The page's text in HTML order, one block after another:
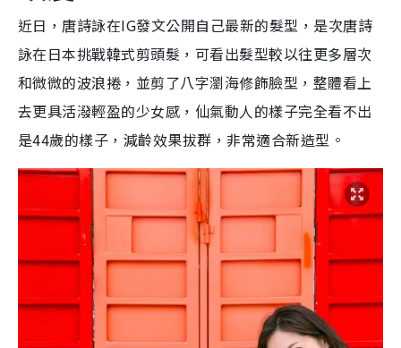
近日，唐詩詠在IG發文公開自己最新的髮型，是次唐詩
詠在日本挑戰韓式剪頭髮，可看出髮型較以往更多層次
和微微的波浪捲，並剪了八字瀏海修飾臉型，整體看上
去更具活潑輕盈的少女感，仙氣動人的樣子完全看不出
是44歲的樣子，減齡效果拔群，非常適合新造型。